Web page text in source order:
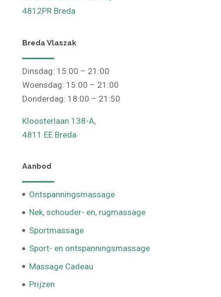
Laan van Mertersem 65,
Breda Vlaszak
Dinsdag: 15:00 – 21:00
Woensdag: 15:00 – 21:00
Kloosterlaan 138-A,
Aanbod
Ontspanningsmassage
Nek, schouder- en, rugmassage
Sportmassage
Sport- en ontspanningsmassage
Massage Cadeau